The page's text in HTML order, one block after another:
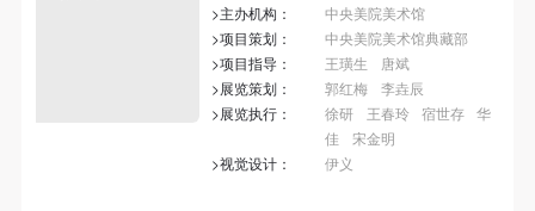
>主办机构：
中央美院美术馆
>项目策划：
中央美院美术馆典藏部
>项目指导：
王璜生
唐斌
>展览策划：
郭红梅
李垚辰
>展览执行：
徐研 王春玲 宿世存
华
佳
宋金明
>视觉设计：
伊义
术馆资料库》等相关资料、文献、档案机构和平台，
在中央美术学院中使用和在互联网上传播，同意按相
关“章程”规定享受相关权益。
中央美术学院美术馆活动安全免责协议书
术馆资料库》等相关资料、文献、档案机构和平台，
在中央美术学院中使用和在互联网上传播，同意按相
关“章程”规定享受相关权益。
中央美术学院美术馆活动安全免责协议书
术馆资料库》等相关资料、文献、档案机构和平台，
在中央美术学院中使用和在互联网上传播，同意按相
关“章程”规定享受相关权益。
中央美术学院美术馆活动安全免责协议书